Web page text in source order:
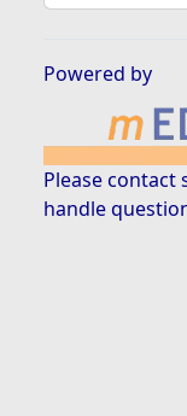
Powered by
Please contact
handle